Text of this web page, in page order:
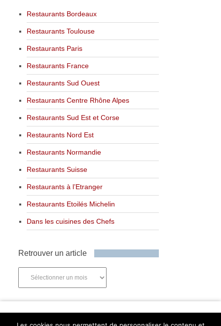
Restaurants Bordeaux
Restaurants Toulouse
Restaurants Paris
Restaurants France
Restaurants Sud Ouest
Restaurants Centre Rhône Alpes
Restaurants Sud Est et Corse
Restaurants Nord Est
Restaurants Normandie
Restaurants Suisse
Restaurants à l’Etranger
Restaurants Etoilés Michelin
Dans les cuisines des Chefs
Retrouver un article